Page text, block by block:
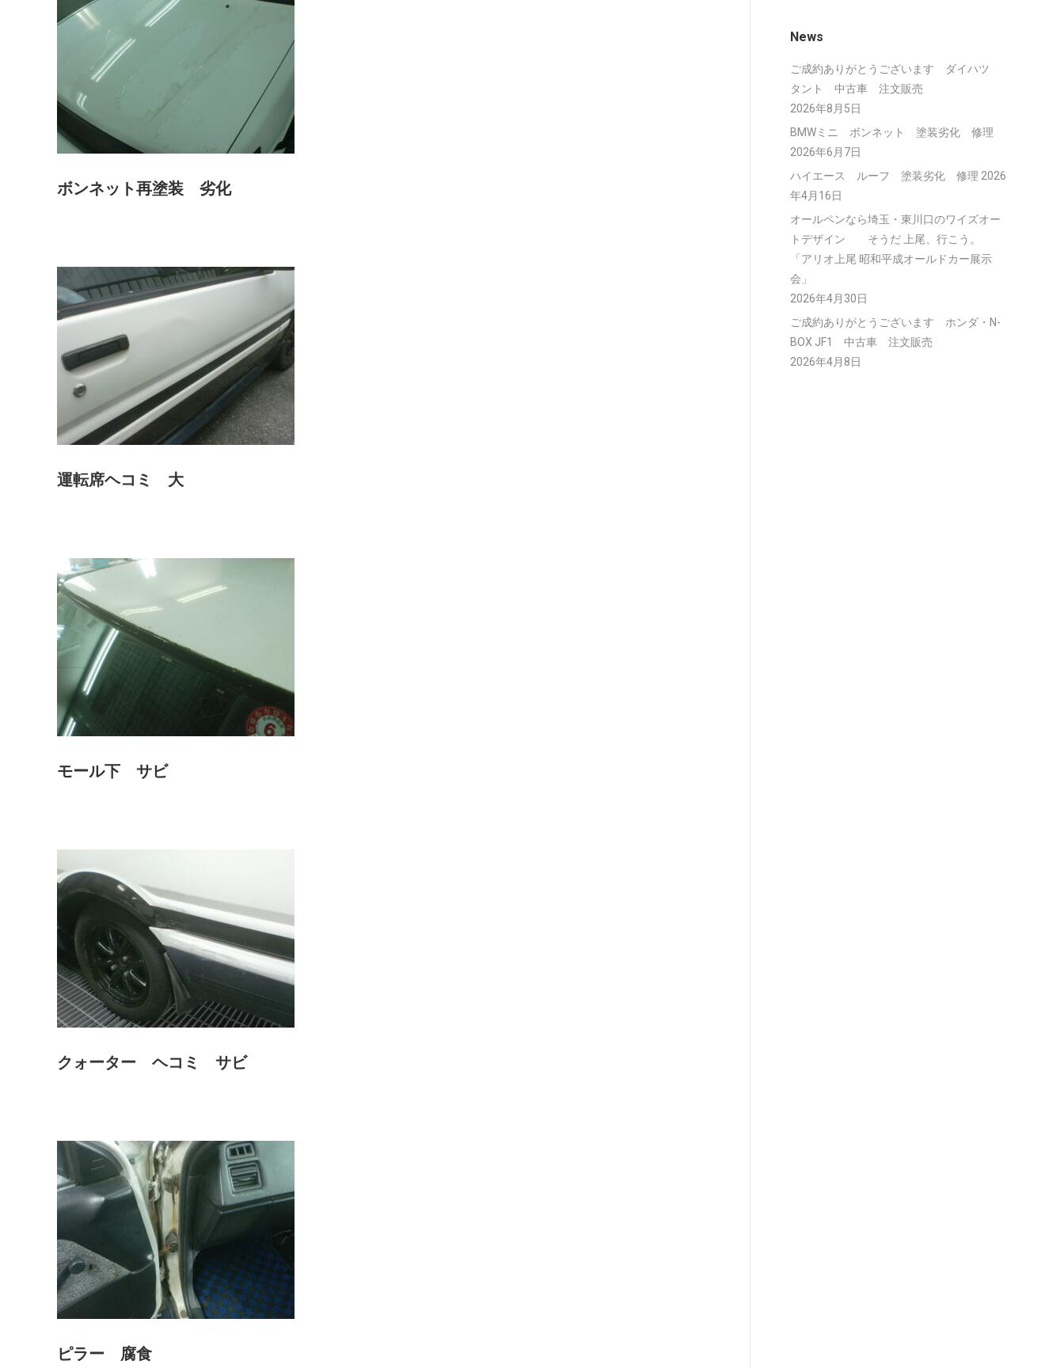
ボンネット再塗装 劣化
運転席ヘコミ 大
モール下 サビ
クォーター ヘコミ サビ
ピラー 腐食
News
ご成約ありがとうございます ダイハツ
タント 中古車 注文販売
2026年8月5日
BMWミニ ボンネット 塗装劣化 修理
2026年6月7日
ハイエース ルーフ 塗装劣化 修理 2026
年4月16日
オールペンなら埼玉・東川口のワイズオー
トデザイン そうだ 上尾、行こう。
「アリオ上尾 昭和平成オールドカー展示
会」
2026年4月30日
ご成約ありがとうございます ホンダ・N-
BOX JF1 中古車 注文販売
2026年4月8日